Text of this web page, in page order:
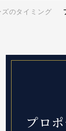
のタイミング
プロ